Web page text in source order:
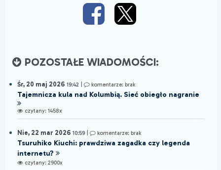
POZOSTAŁE WIADOMOŚCI:
Śr, 20 maj 2026 19:42 komentarze: brak
Tajemnicza kula nad Kolumbią. Sieć obiegło nagranie
czytany: 1458x
Nie, 22 mar 2026 10:59 komentarze: brak
Tsuruhiko Kiuchi: prawdziwa zagadka czy legenda
internetu?
czytany: 2900x